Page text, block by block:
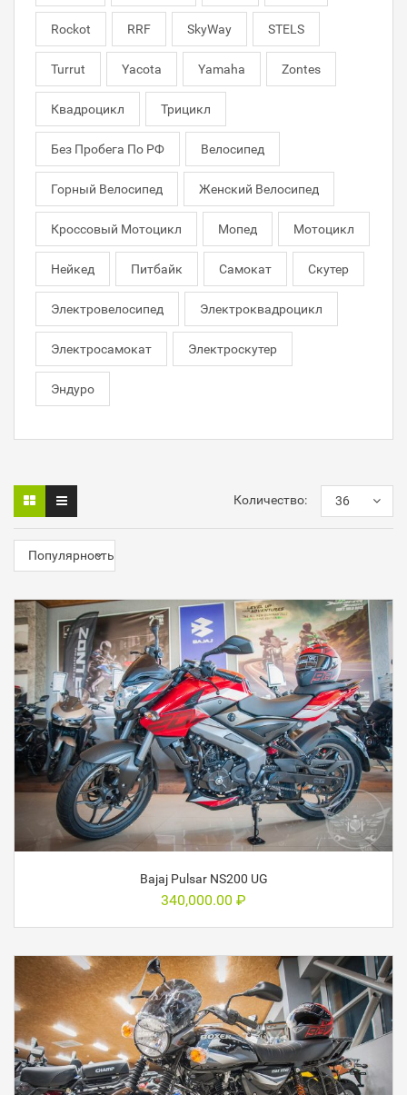
Rockot RRF SkyWay STELS
Turrut Yacota Yamaha Zontes
Квадроцикл Трицикл
Без Пробега По РФ Велосипед
Горный Велосипед Женский Велосипед
Кроссовый Мотоцикл Мопед Мотоцикл
Нейкед Питбайк Самокат Скутер
Электровелосипед Электроквадроцикл
Электросамокат Электроскутер
Эндуро
Количество: 36
Популярность
Bajaj Pulsar NS200 UG
340,000.00 ₽